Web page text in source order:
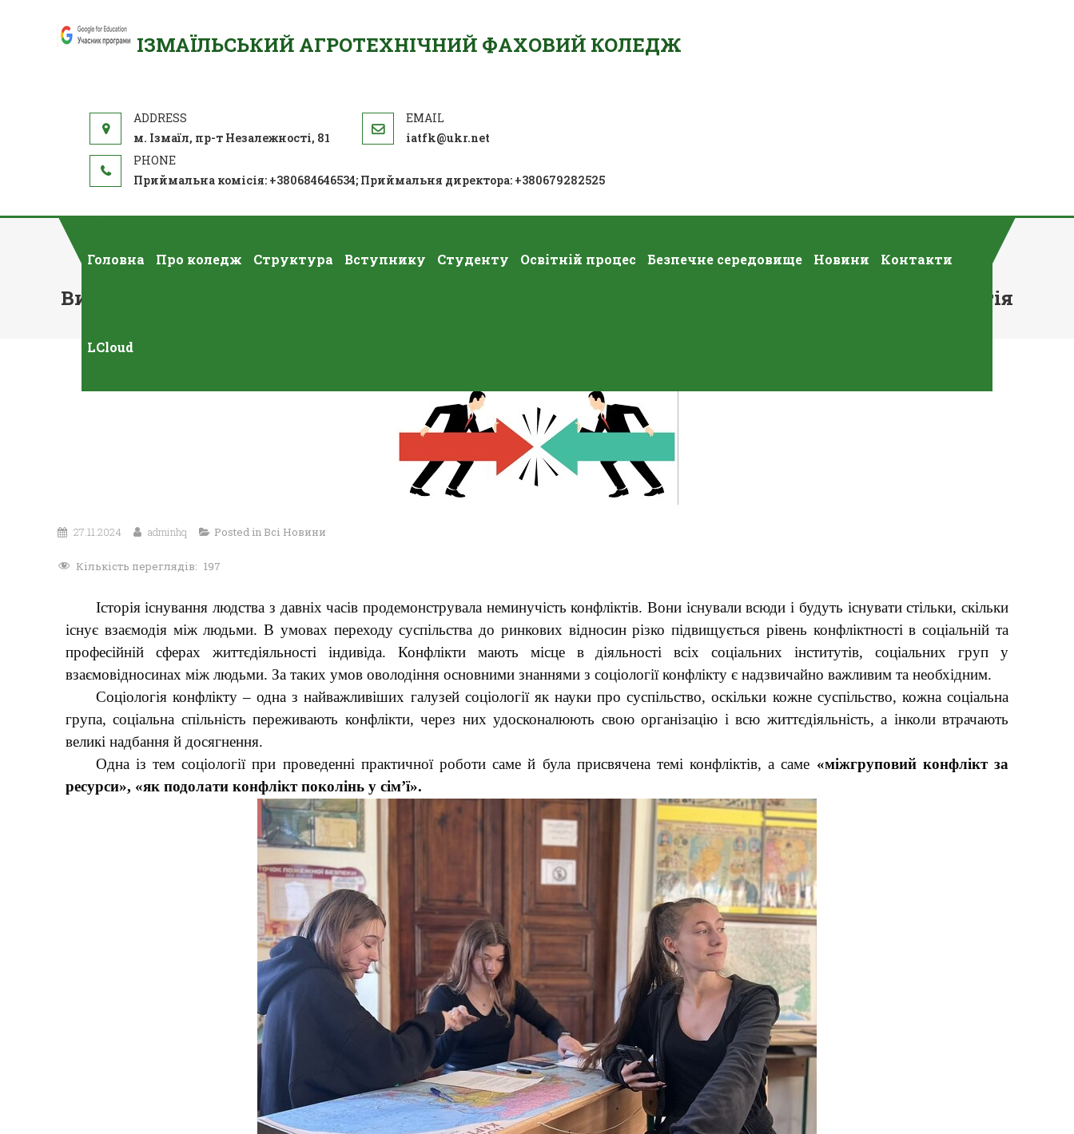
ІЗМАЇЛЬСЬКИЙ АГРОТЕХНІЧНИЙ ФАХОВИЙ КОЛЕДЖ
м. Ізмаїл, пр-т Незалежності, 81 iatfk@ukr.net
Приймальна комісія: +380684646534; Приймальня директора: +380679282525
Головна Про коледж Структура Вступнику Студенту Освітній процес Безпечне середовище Новини Контакти
LCloud
Вивчення Соціальної Природи Конфліктів При Вивченні Навчальної Дисципліни Соціологія
27.11.2024 adminhq Posted in Всі Новини
Кількість переглядів: 197
Історія існування людства з давніх часів продемонструвала неминучість конфліктів. Вони існували всюди і будуть існувати стільки, скільки
існує взаємодія між людьми. В умовах переходу суспільства до ринкових відносин різко підвищується рівень конфліктності в соціальній та
професійній сферах життєдіяльності індивіда. Конфлікти мають місце в діяльності всіх соціальних інститутів, соціальних груп у
взаємовідносинах між людьми. За таких умов оволодіння основними знаннями з соціології конфлікту є надзвичайно важливим та необхідним.
Соціологія конфлікту – одна з найважливіших галузей соціології як науки про суспільство, оскільки кожне суспільство, кожна соціальна
група, соціальна спільність переживають конфлікти, через них удосконалюють свою організацію і всю життєдіяльність, а інколи втрачають
великі надбання й досягнення.
Одна із тем соціології при проведенні практичної роботи саме й була присвячена темі конфліктів, а саме «міжгруповий конфлікт за
ресурси», «як подолати конфлікт поколінь у сім’ї».